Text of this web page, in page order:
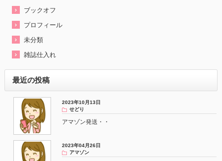
ブックオフ
プロフィール
未分類
雑誌仕入れ
最近の投稿
2023年10月13日
せどり
アマゾン発送・・
2023年04月26日
アマゾン